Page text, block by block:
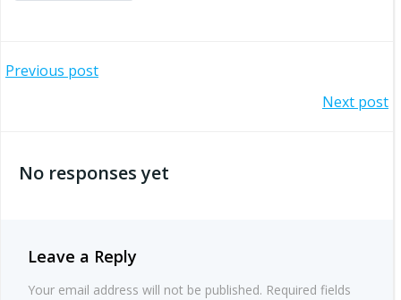
Post
Previous post
navigation
Next post
No responses yet
Leave a Reply
Your email address will not be published. Required fields